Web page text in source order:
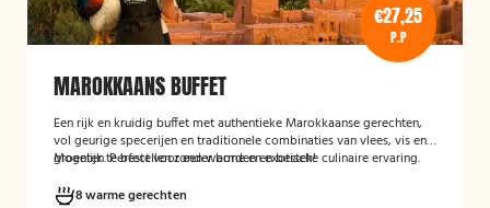
€27,25
P.P
MAROKKAANS BUFFET
Een rijk en kruidig buffet met authentieke Marokkaanse gerechten,
vol geurige specerijen en traditionele combinaties van vlees, vis en
groenten. Perfect voor een warme en exotische culinaire ervaring.
Mogelijk te bestellen zonder borden en bestek!
8 warme gerechten